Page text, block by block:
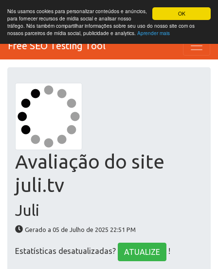
OK
Nós usamos cookies para personalizar conteúdos e anúncios,
para fornecer recursos de mídia social e analisar nosso
tráfego. Nós também compartilhar informações sobre seu uso do nosso site com os
nossos parceiros de mídia social, publicidade e analytics. Aprender mais
Free SEO Testing Tool
Avaliação do site
juli.tv
Juli
Gerado a 05 de Julho de 2025 22:51 PM
Estatísticas desatualizadas? ATUALIZE !